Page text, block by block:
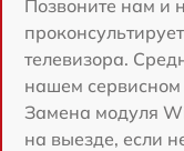
Позвоните нам и
телевизора.
нашем сервисном
Замена модуля
на выезде, если